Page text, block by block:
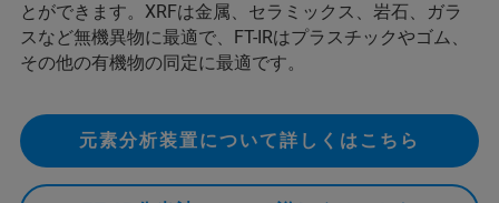
とができます。XRFは金属、セラミックス、岩石、ガラ
スなど無機異物に最適で、FT-IRはプラスチックやゴム、
その他の有機物の同定に最適です。
元素分析装置について詳しくはこちら